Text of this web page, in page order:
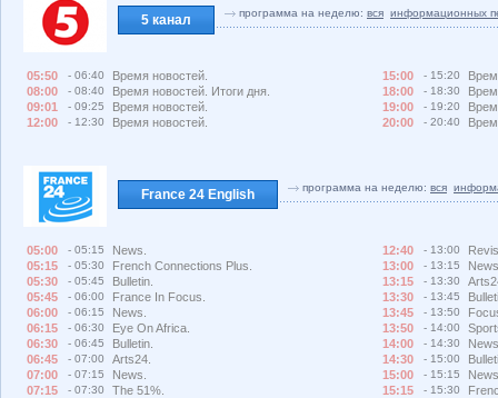
5 канал программа на неделю: вся информационных
05:50 - 06:40
Время новостей.
08:00
- 08:40
Время новостей. Итоги дня.
09:01
- 09:25
Время новостей.
12:00
- 12:30 Время новостей.
15:00 - 15:20
18:00
- 18:30
19:00
- 19:20
20:00
- 20:40
France 24 English программа на неделю: вся
05:00 - 05:15
News.
05:15
- 05:30
French Connections Plus.
05:30
- 05:45
Bulletin.
05:45
- 06:00
France In Focus.
06:00
- 06:15
News.
06:15
- 06:30
Eye On Africa.
06:30
- 06:45
Bulletin.
06:45
- 07:00
Arts24.
07:00
- 07:15
News.
07:15
- 07:30
The 51%.
12:40 - 13:00
13:00
- 13:15
13:15
- 13:30
13:30
- 13:45
13:45
- 13:50
13:50
- 14:00
14:00
- 14:30
14:30
- 15:00
15:00
- 15:15
15:15
- 15:30